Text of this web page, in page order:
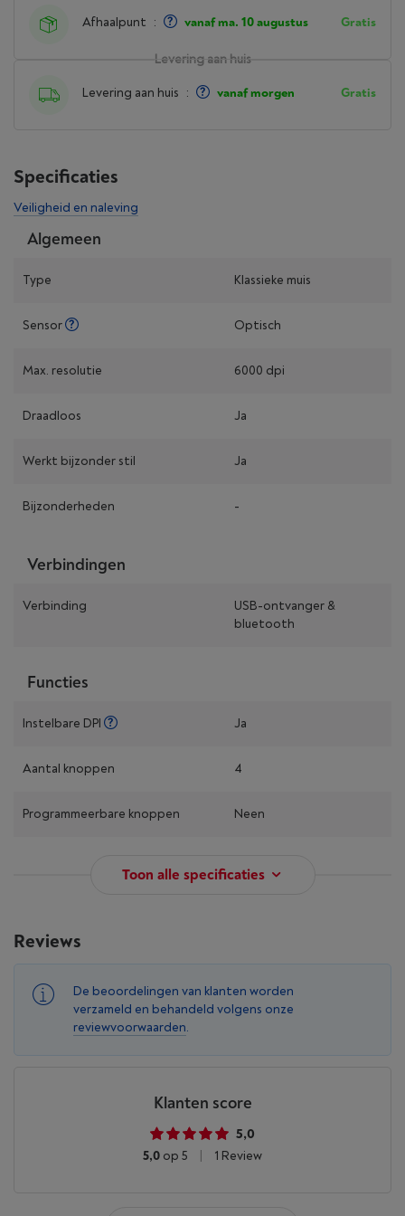
Levering aan huis
Levering aan huis : vanaf morgen Gratis
Afhaalpunt : vanaf ma. 10 augustus Gratis
Specificaties
Veiligheid en naleving
Algemeen
Type Klassieke muis
Sensor Optisch
Max. resolutie 6000 dpi
Draadloos Ja
Werkt bijzonder stil Ja
Bijzonderheden -
Verbindingen
Verbinding
USB-ontvanger &
bluetooth
Functies
Instelbare DPI Ja
Aantal knoppen 4
Programmeerbare knoppen Neen
Toon alle specificaties
Reviews
De beoordelingen van klanten worden
verzameld en behandeld volgens onze
reviewvoorwaarden.
Klanten score
5,0
5,0 op 5 1 Review